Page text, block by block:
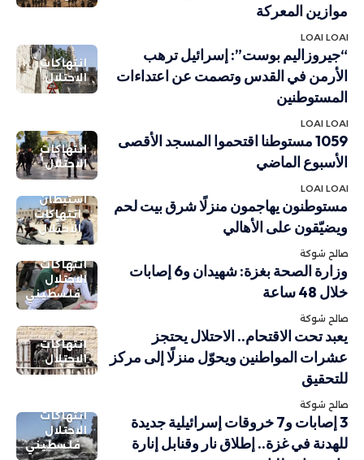
موازين المعركة
LOAI LOAI
انتهاكات
الاحتلال
“جيروزاليم بوست”: إسرائيل ترهب
الأرمن في القدس وتصمت عن اعتداءات
المستوطنين
LOAI LOAI
انتهاكات
الاحتلال
1059 مستوطنا اقتحموا المسجد الأقصى
الأسبوع الماضي
LOAI LOAI
استيطان
انتهاكات
الاحتلال
مستوطنون يهاجمون منزلًا شرق بيت لحم
ويضيّقون على الأهالي
صالح شوكة
انتهاكات
الاحتلال
فلسطيني
وزارة الصحة بغزة: شهيدان و6 إصابات
خلال 48 ساعة
صالح شوكة
انتهاكات
الاحتلال
يعبد تحت الاقتحام.. الاحتلال يحتجز
عشرات المواطنين ويحوّل منزلًا إلى مركز
للتحقيق
صالح شوكة
انتهاكات
الاحتلال
فلسطيني
3 إصابات و7 خروقات إسرائيلية جديدة
للهدنة في غزة.. إطلاق نار وقنابل إنارة